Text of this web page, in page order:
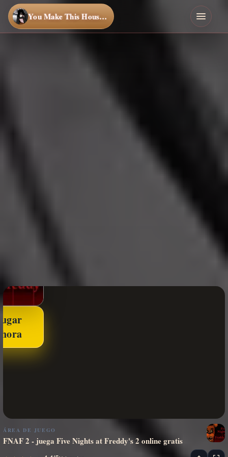
You Make This House a Home
ÁREA DE JUEGO
FNAF 2 - juega Five Nights at Freddy's 2 online gratis